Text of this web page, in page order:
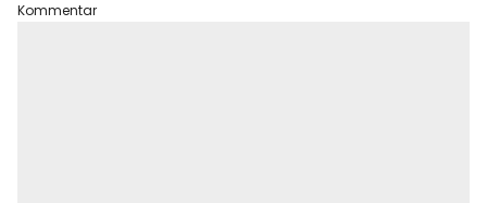
Kommentar